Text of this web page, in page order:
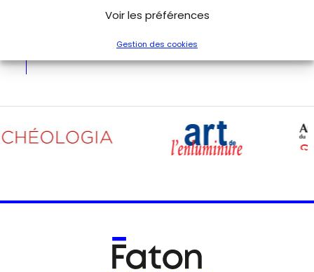
Voir les préférences
Gestion des cookies
Voir tous les événements